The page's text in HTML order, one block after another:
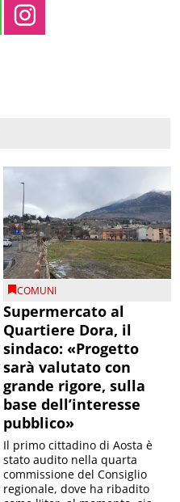
COMUNI
Supermercato al
Quartiere Dora, il
sindaco: «Progetto
sarà valutato con
grande rigore, sulla
base dell’interesse
pubblico»
Il primo cittadino di Aosta è
stato audito nella quarta
commissione del Consiglio
regionale, dove ha ribadito